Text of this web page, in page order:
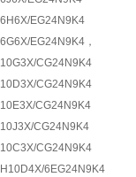
EG24N9K4
EG24N9K4，
CG24N9K4
CG24N9K4
CG24N9K4
CG24N9K4
CG24N9K4
6EG24N9K4